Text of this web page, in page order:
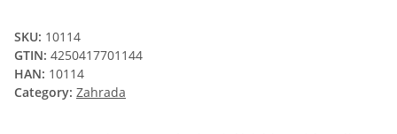
SKU: 10114
GTIN: 4250417701144
HAN: 10114
Category: Zahrada